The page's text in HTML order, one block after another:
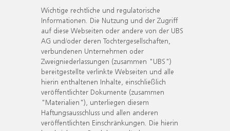
Wichtige rechtliche und regulatorische
Informationen. Die Nutzung und der Zugriff
auf diese Webseiten oder andere von der UBS
AG und/oder deren Tochtergesellschaften,
verbundenen Unternehmen oder
Zweigniederlassungen (zusammen "UBS")
bereitgestellte verlinkte Webseiten und alle
hierin enthaltenen Inhalte, einschließlich
veröffentlichter Dokumente (zusammen
"Materialien"), unterliegen diesem
Haftungsausschluss und allen anderen
veröffentlichten Einschränkungen. Die hierin